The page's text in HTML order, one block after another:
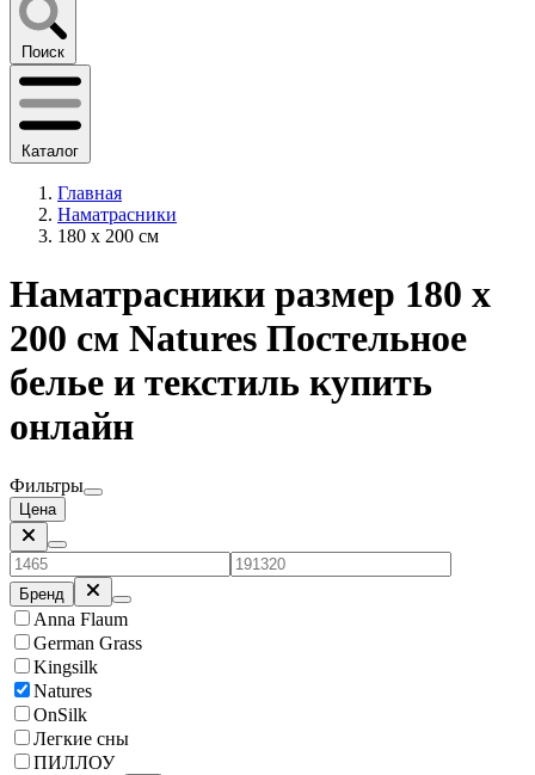
Поиск
Каталог
Главная
Наматрасники
180 x 200 см
Наматрасники размер 180 х
200 см Natures Постельное
белье и текстиль купить
онлайн
Фильтры
Цена
Бренд
Anna Flaum
German Grass
Kingsilk
Natures
OnSilk
Легкие сны
ПИЛЛОУ